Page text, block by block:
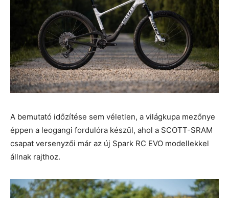
A bemutató időzítése sem véletlen, a világkupa mezőnye
éppen a leogangi fordulóra készül, ahol a SCOTT-SRAM
csapat versenyzői már az új Spark RC EVO modellekkel
állnak rajthoz.